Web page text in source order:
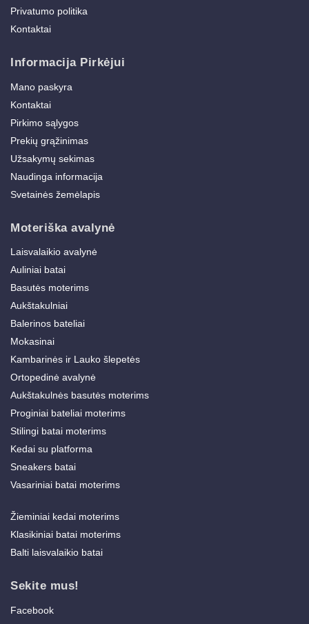
Privatumo politika
Kontaktai
Informacija Pirkėjui
Mano paskyra
Kontaktai
Pirkimo sąlygos
Prekių grąžinimas
Užsakymų sekimas
Naudinga informacija
Svetainės žemėlapis
Moteriška avalynė
Laisvalaikio avalynė
Auliniai batai
Basutės moterims
Aukštakulniai
Balerinos bateliai
Mokasinai
Kambarinės ir Lauko šlepetės
Ortopedinė avalynė
Aukštakulnės basutės moterims
Proginiai bateliai moterims
Stilingi batai moterims
Kedai su platforma
Sneakers batai
Vasariniai batai moterims
Žieminiai kedai moterims
Klasikiniai batai moterims
Balti laisvalaikio batai
Sekite mus!
Facebook